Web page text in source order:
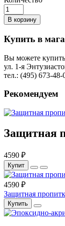
В корзину
Купить в
Вы можете
ул. 1-я
тел.: (495) 673-
Рекомендуем
Защитная
4590 ₽
Купит
4590 ₽
Защитная
Купить